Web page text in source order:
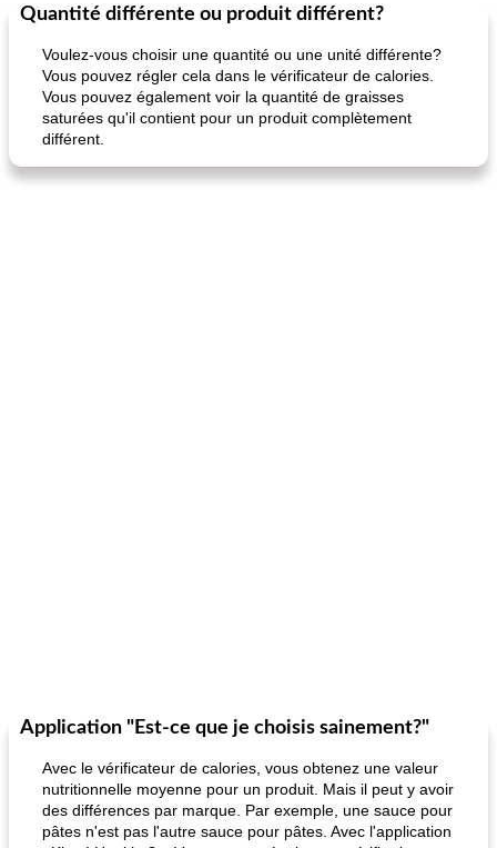
30min
Marques de confiance: recettes et
astuces
Viande et volaille
Quantité différente ou produit différent?
Voulez-vous choisir une quantité ou une unité différente?
Vous pouvez régler cela dans le vérificateur de calories.
Vous pouvez également voir la quantité de graisses
saturées qu'il contient pour un produit complètement
différent.
Application "Est-ce que je choisis sainement?"
Avec le vérificateur de calories, vous obtenez une valeur
nutritionnelle moyenne pour un produit. Mais il peut y avoir
des différences par marque. Par exemple, une sauce pour
pâtes n'est pas l'autre sauce pour pâtes. Avec l'application